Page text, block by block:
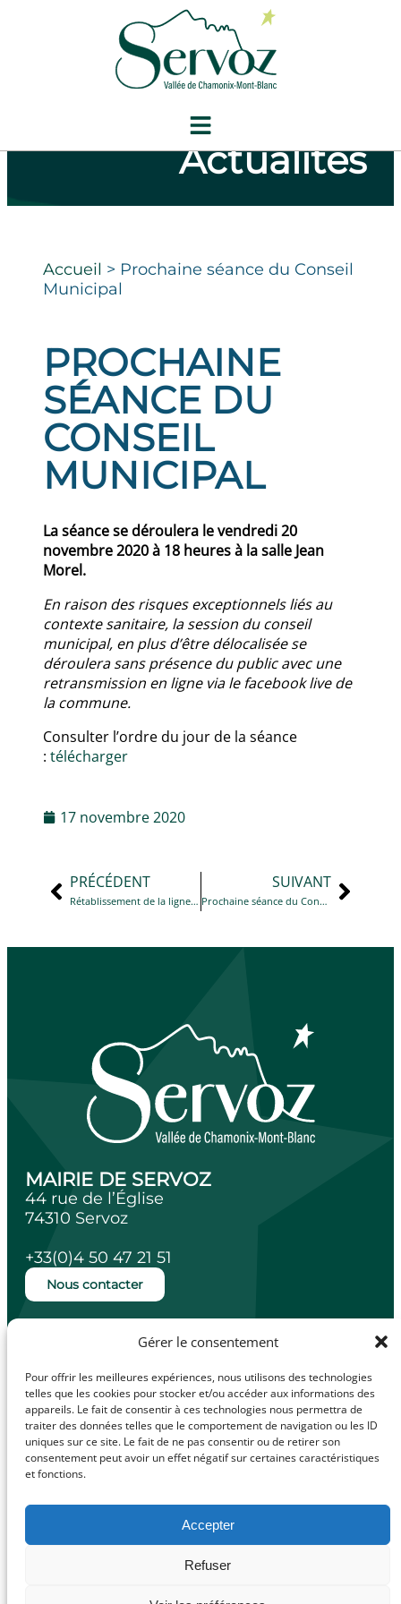
Gérer le consentement
Pour offrir les meilleures expériences, nous utilisons des technologies
telles que les cookies pour stocker et/ou accéder aux informations des
appareils. Le fait de consentir à ces technologies nous permettra de
traiter des données telles que le comportement de navigation ou les ID
uniques sur ce site. Le fait de ne pas consentir ou de retirer son
consentement peut avoir un effet négatif sur certaines caractéristiques
et fonctions.
Accepter
Refuser
Actualités
Accueil > Prochaine séance du Conseil
Municipal
PROCHAINE
SÉANCE DU
CONSEIL
MUNICIPAL
La séance se déroulera le vendredi 20
novembre 2020 à 18 heures à la salle Jean
Morel.
En raison des risques exceptionnels liés au
contexte sanitaire, la session du conseil
municipal, en plus d’être délocalisée se
déroulera sans présence du public avec une
retransmission en ligne via le facebook live de
la commune.
Consulter l’ordre du jour de la séance
: télécharger
17 novembre 2020
PRÉCÉDENT
Rétablissement de la ligne téléphonique et de la connexion internet de la mairie
SUIVANT
Prochaine séance du Conseil Municipal
MAIRIE DE SERVOZ
44 rue de l’Église
74310 Servoz
+33(0)4 50 47 21 51
Nous contacter
Lundi, mardi, jeudi et vendredi de 14h à
Mercredi de 10h à 12h.
facebook
Mentions légales
Politique de cookies (UE)